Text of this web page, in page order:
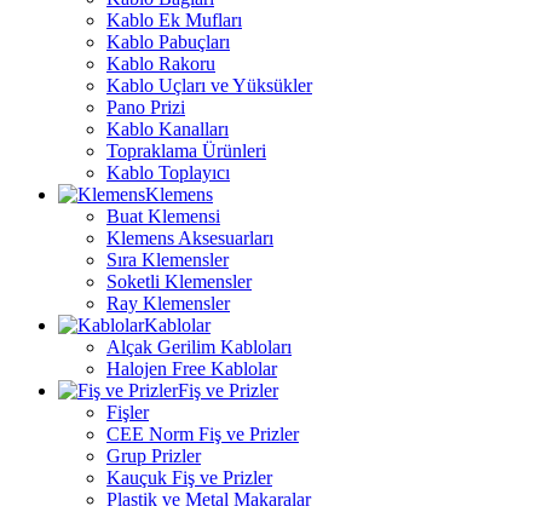
Kablo Ek Mufları
Kablo Pabuçları
Kablo Rakoru
Kablo Uçları ve Yüksükler
Pano Prizi
Kablo Kanalları
Topraklama Ürünleri
Kablo Toplayıcı
Klemens
Buat Klemensi
Klemens Aksesuarları
Sıra Klemensler
Soketli Klemensler
Ray Klemensler
Kablolar
Alçak Gerilim Kabloları
Halojen Free Kablolar
Fiş ve Prizler
Fişler
CEE Norm Fiş ve Prizler
Grup Prizler
Kauçuk Fiş ve Prizler
Plastik ve Metal Makaralar